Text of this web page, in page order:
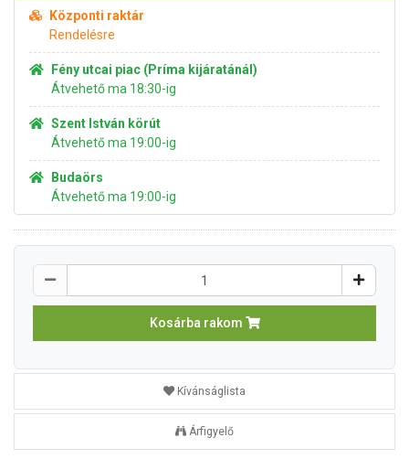
Központi raktár
Rendelésre
Fény utcai piac (Príma kijáratánál)
Átvehető ma 18:30-ig
Szent István körút
Átvehető ma 19:00-ig
Budaörs
Átvehető ma 19:00-ig
Kosárba rakom
Kívánságlista
Árfigyelő